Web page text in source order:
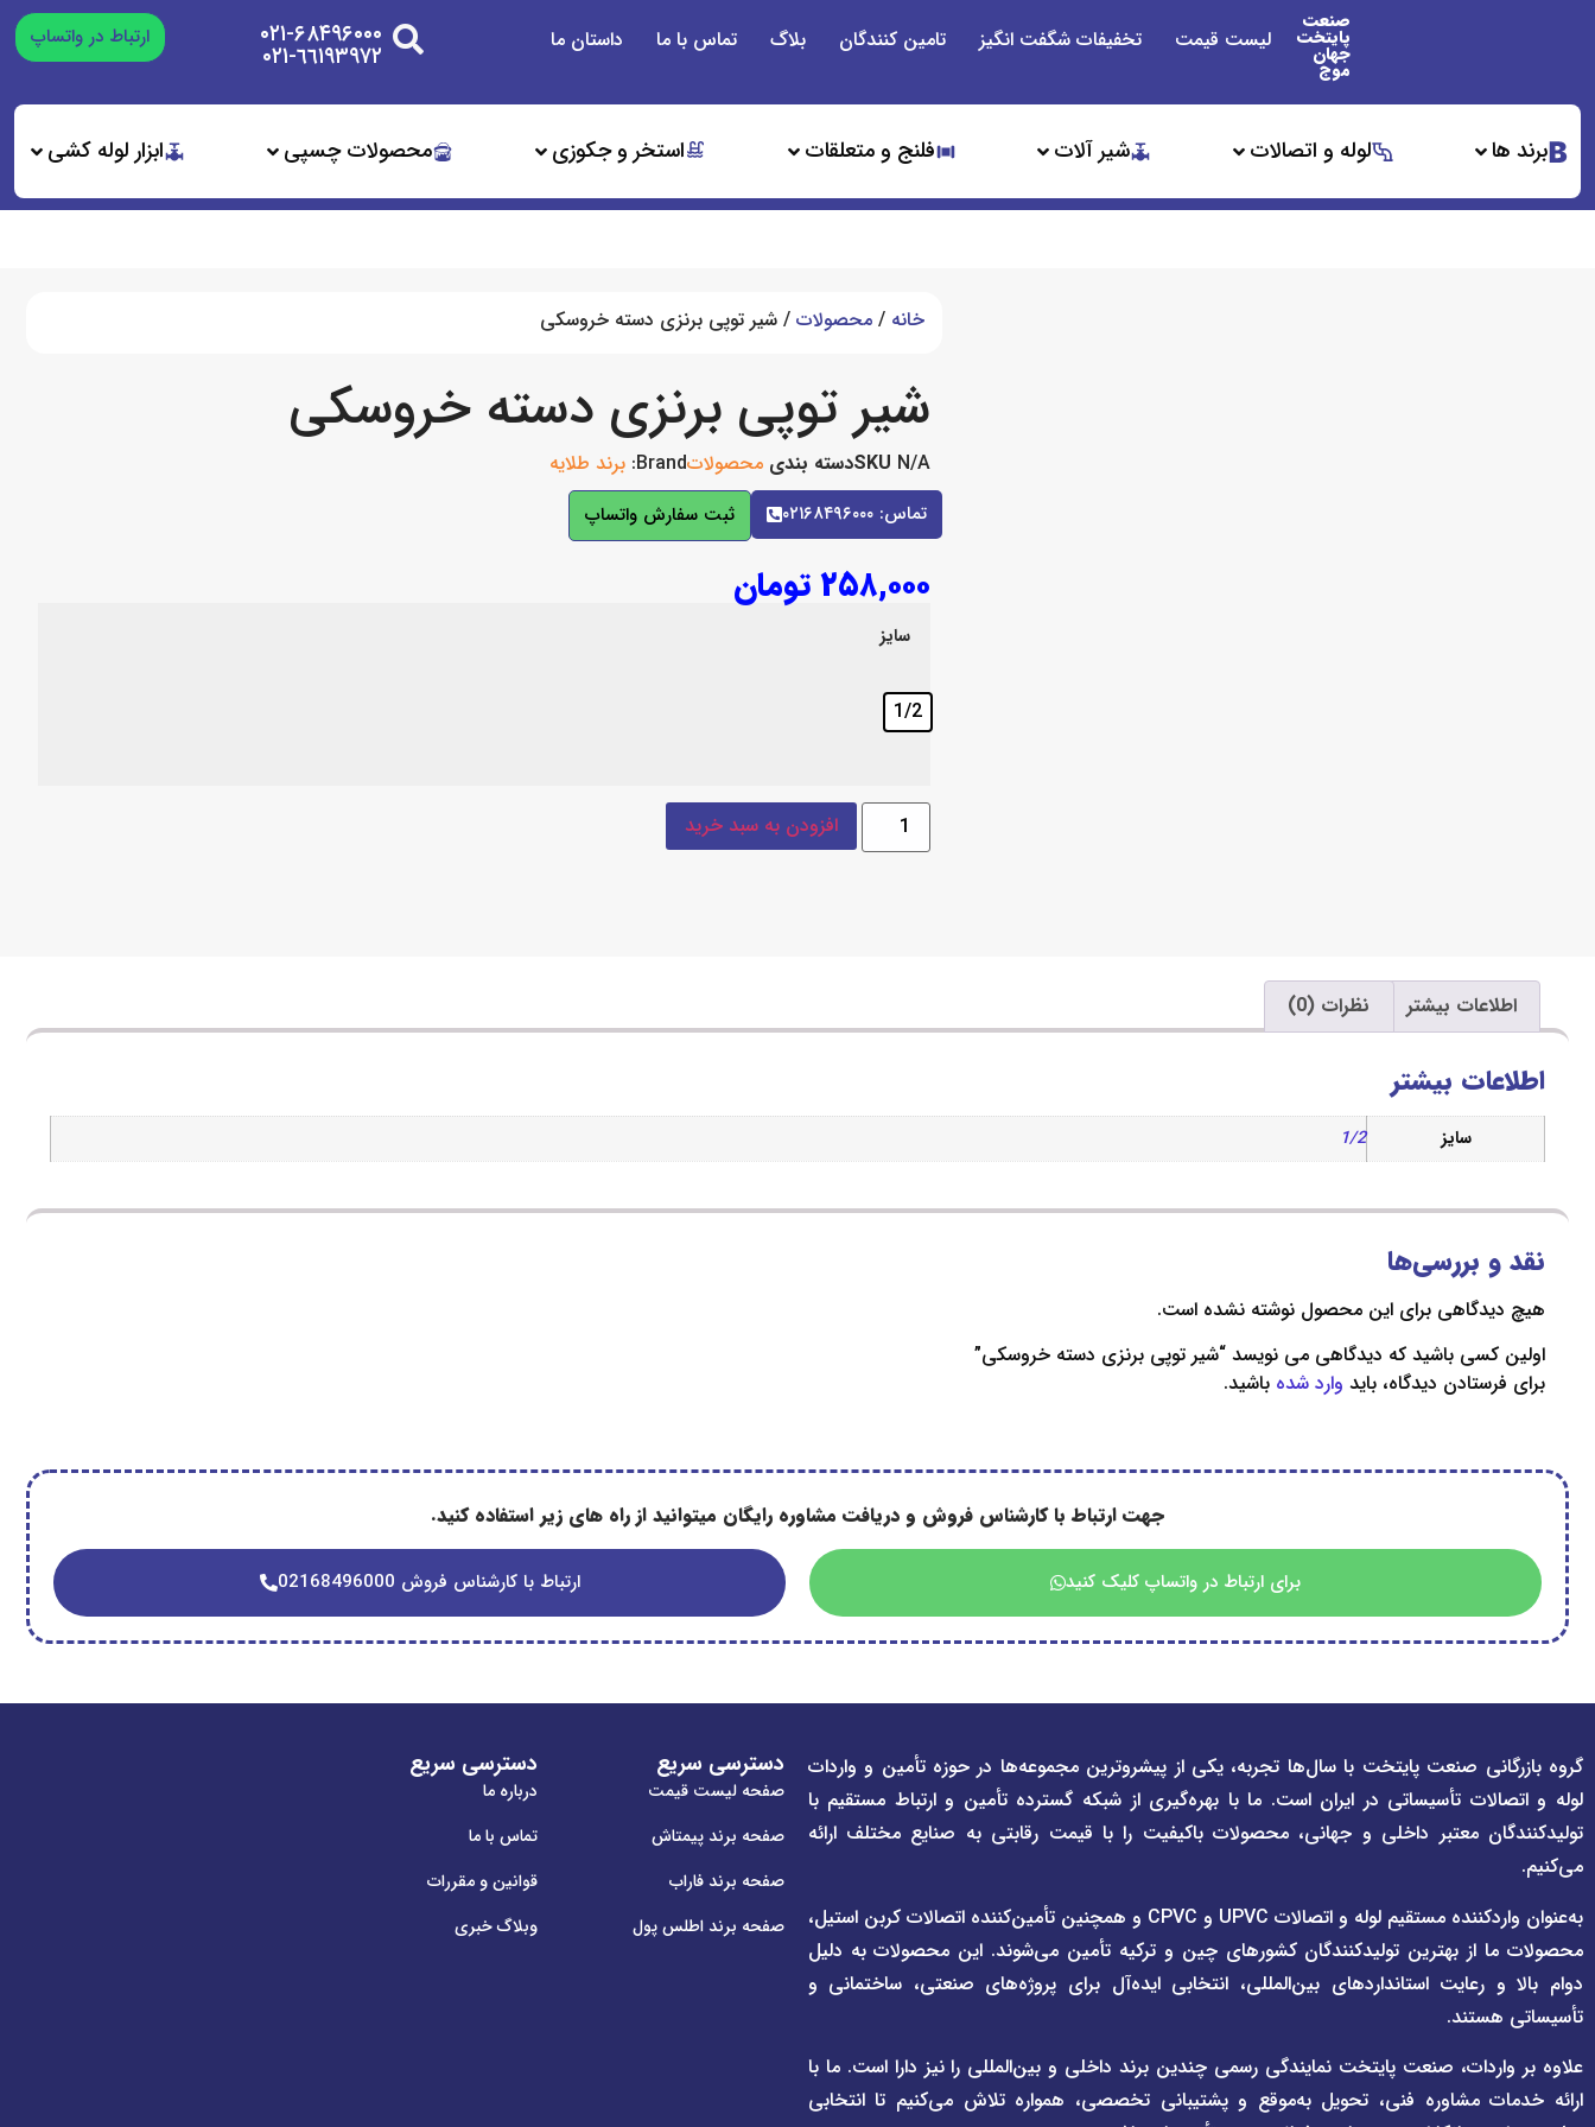
صنعت
پایتخت
جهان
موج
لیست قیمت تخفیفات شگفت انگیز تامین کنندگان بلاگ تماس با ما داستان ما ۰۲۱-۶۸۴۹۶۰۰۰
٦٦١٩٣٩٧٢-٠٢١
ارتباط در واتساپ
برند ها لوله و اتصالات شیر آلات فلنج و متعلقات استخر و جکوزی محصولات چسپی ابزار لوله کشی
خانه / محصولات / شیر توپی برنزی دسته خروسکی
شیر توپی برنزی دسته خروسکی
SKU N/A دسته بندی محصولاتBrand: برند طلایه
تماس: ۰۲۱۶۸۴۹۶۰۰۰ ثبت سفارش واتساپ
۲۵۸,۰۰۰تومان
سایز
1/2
افزودن به سبد خرید
اطلاعات بیشتر نظرات (0)
اطلاعات بیشتر
سایز 1/2
نقد و بررسی‌ها
هیچ دیدگاهی برای این محصول نوشته نشده است.
اولین کسی باشید که دیدگاهی می نویسد “شیر توپی برنزی دسته خروسکی”
برای فرستادن دیدگاه، باید وارد شده باشید.
جهت ارتباط با کارشناس فروش و دریافت مشاوره رایگان میتوانید از راه های زیر استفاده کنید.
ارتباط با کارشناس فروش 02168496000 برای ارتباط در واتساپ کلیک کنید
گروه بازرگانی صنعت پایتخت با سال‌ها تجربه، یکی از پیشروترین مجموعه‌ها در حوزه تأمین و واردات
لوله و اتصالات تأسیساتی در ایران است. ما با بهره‌گیری از شبکه گسترده تأمین و ارتباط مستقیم با
تولیدکنندگان معتبر داخلی و جهانی، محصولات باکیفیت را با قیمت رقابتی به صنایع مختلف ارائه
می‌کنیم.
به‌عنوان واردکننده مستقیم لوله و اتصالات UPVC و CPVC و همچنین تأمین‌کننده اتصالات کربن استیل،
محصولات ما از بهترین تولیدکنندگان کشورهای چین و ترکیه تأمین می‌شوند. این محصولات به دلیل
دوام بالا و رعایت استانداردهای بین‌المللی، انتخابی ایده‌آل برای پروژه‌های صنعتی، ساختمانی و
تأسیساتی هستند.
علاوه بر واردات، صنعت پایتخت نمایندگی رسمی چندین برند داخلی و بین‌المللی را نیز دارا است. ما با
ارائه خدمات مشاوره فنی، تحویل به‌موقع و پشتیبانی تخصصی، همواره تلاش می‌کنیم تا انتخابی
دسترسی سریع
صفحه لیست قیمت
صفحه برند پیمتاش
صفحه برند فاراب
صفحه برند اطلس پول
دسترسی سریع
درباره ما
تماس با ما
قوانین و مقررات
وبلاگ خبری